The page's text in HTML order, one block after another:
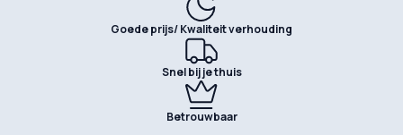
Goede prijs/ Kwaliteit verhouding
Snel bij je thuis
Betrouwbaar